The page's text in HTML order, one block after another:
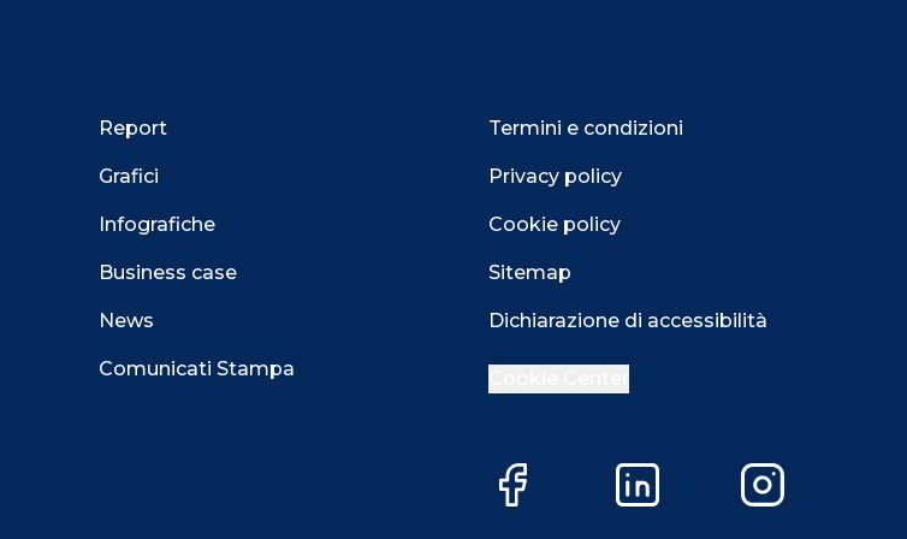
Report
Grafici
Infografiche
Business case
News
Comunicati Stampa
Termini e condizioni
Privacy policy
Cookie policy
Sitemap
Dichiarazione di accessibilità
Facebook LinkedIn Instagram